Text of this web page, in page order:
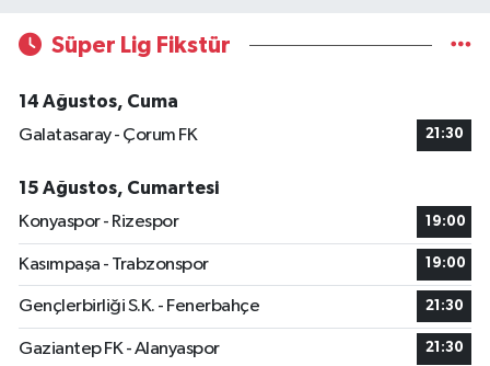
Süper Lig Fikstür
14 Ağustos, Cuma
Galatasaray - Çorum FK
21:30
15 Ağustos, Cumartesi
Konyaspor - Rizespor
19:00
Kasımpaşa - Trabzonspor 19:00
Gençlerbirliği S.K. - Fenerbahçe 21:30
Gaziantep FK - Alanyaspor 21:30